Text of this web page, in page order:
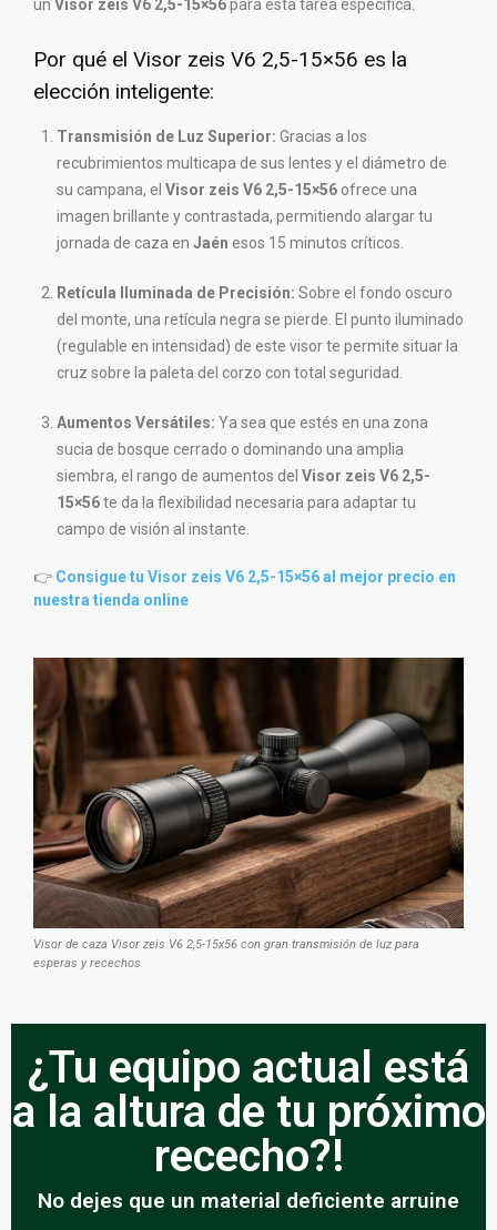
un Visor zeis V6 2,5-15×56para esta tarea específica.
Por qué el Visor zeis V6 2,5-15×56 es la
elección inteligente:
Transmisión de Luz Superior: Gracias a los
recubrimientos multicapa de sus lentes y el diámetro de
su campana, el Visor zeis V6 2,5-15×56 ofrece una
imagen brillante y contrastada, permitiendo alargar tu
jornada de caza en Jaén esos 15 minutos críticos.
Retícula Iluminada de Precisión: Sobre el fondo oscuro
del monte, una retícula negra se pierde. El punto iluminado
(regulable en intensidad) de este visor te permite situar la
cruz sobre la paleta del corzo con total seguridad.
Aumentos Versátiles: Ya sea que estés en una zona
sucia de bosque cerrado o dominando una amplia
siembra, el rango de aumentos del Visor zeis V6 2,5-
15×56te da la flexibilidad necesaria para adaptar tu
campo de visión al instante.
👉 Consigue tu Visor zeis V6 2,5-15×56 al mejor precio en
nuestra tienda online
Visor de caza Visor zeis V6 2,5-15x56 con gran transmisión de luz para
esperas y recechos
¿Tu equipo actual está
a la altura de tu próximo
rececho?!
No dejes que un material deficiente arruine